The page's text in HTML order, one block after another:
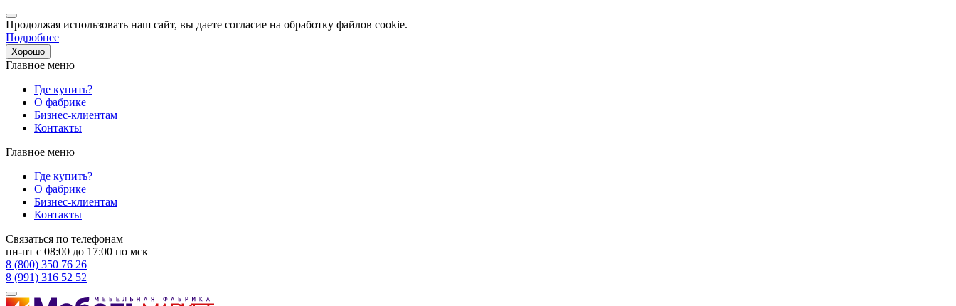
Продолжая использовать наш сайт, вы даете согласие на обработку файлов cookie.
Подробнее
Хорошо
Главное меню
Где купить?
О фабрике
Бизнес-клиентам
Контакты
Главное меню
Где купить?
О фабрике
Бизнес-клиентам
Контакты
Связаться по телефонам
пн-пт с 08:00 до 17:00 по мск
8 (800) 350 76 26
8 (991) 316 52 52